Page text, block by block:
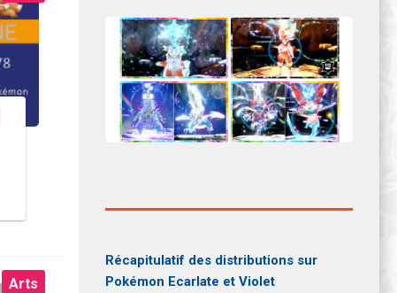
Arts
Récapitulatif des distributions sur
Pokémon Ecarlate et Violet